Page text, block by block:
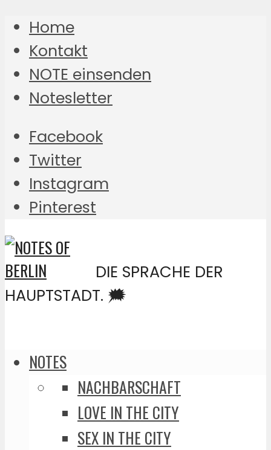
Home
Kontakt
NOTE einsenden
Notesletter
Facebook
Twitter
Instagram
Pinterest
DIE SPRACHE DER
HAUPTSTADT. 🗯️
NOTES
NACHBARSCHAFT
LOVE IN THE CITY
SEX IN THE CITY